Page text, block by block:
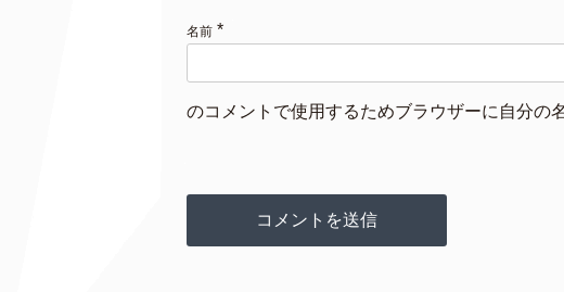
名前 *
のコメントで使用するためブラウザーに自分の